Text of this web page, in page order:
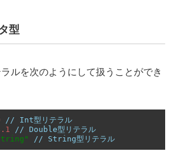
型
ルを次のようにして扱うことができ
// Int型リテラル
// Double型リテラル
// String型リテラル